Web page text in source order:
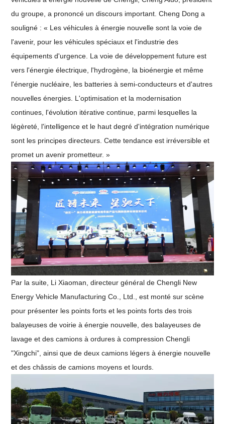
du groupe, a prononcé un discours important. Cheng Dong a
souligné : « Les véhicules à énergie nouvelle sont la voie de
l'avenir, pour les véhicules spéciaux et l'industrie des
équipements d'urgence. La voie de développement future est
vers l'énergie électrique, l'hydrogène, la bioénergie et même
l'énergie nucléaire, les batteries à semi-conducteurs et d'autres
nouvelles énergies. L'optimisation et la modernisation
continues, l'évolution itérative continue, parmi lesquelles la
légèreté, l'intelligence et le haut degré d'intégration numérique
sont les principes directeurs. Cette tendance est irréversible et
promet un avenir prometteur. »
Par la suite, Li Xiaoman, directeur général de Chengli New
Energy Vehicle Manufacturing Co., Ltd., est monté sur scène
pour présenter les points forts et les points forts des trois
balayeuses de voirie à énergie nouvelle, des balayeuses de
lavage et des camions à ordures à compression Chengli
"Xingchi", ainsi que de deux camions légers à énergie nouvelle
et des châssis de camions moyens et lourds.